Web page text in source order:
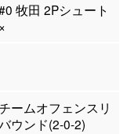
牧田 2Pシュート
×
ームオフェンスリ
ウンド(2-0-2)